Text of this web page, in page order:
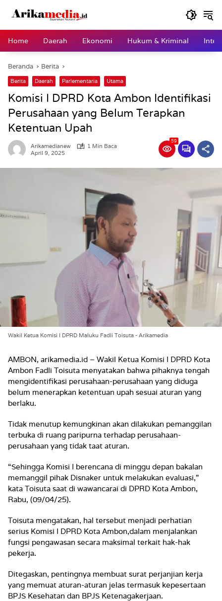
Home
Daerah Ekonomi Hukum & Kriminal
Beranda Berita
Berita Daerah Parlementaria Utama
Komisi I DPRD Kota Ambon Identifikasi
Perusahaan yang Belum Terapkan
Ketentuan Upah
Arikamedianew
1 Min Baca
April 9, 2025
59
Wakil Ketua Komisi I DPRD Maluku Fadli Toisuta - Arikamedia
AMBON, arikamedia.id – Wakil Ketua Komisi I DPRD Kota
Ambon Fadli Toisuta menyatakan bahwa pihaknya tengah
mengidentifikasi perusahaan-perusahaan yang diduga
belum menerapkan ketentuan upah sesuai aturan yang
berlaku.
Tidak menutup kemungkinan akan dilakukan pemanggilan
terbuka di ruang paripurna terhadap perusahaan-
perusahaan yang tidak taat aturan.
“Sehingga Komisi I berencana di minggu depan bakalan
memanggil pihak Disnaker untuk melakukan evaluasi,”
kata Toisuta saat di wawancarai di DPRD Kota Ambon,
Rabu, (09/04/25).
Toisuta mengatakan, hal tersebut menjadi perhatian
serius Komisi I DPRD Kota Ambon,dalam menjalankan
fungsi pengawasan secara maksimal terkait hak-hak
pekerja.
Ditegaskan, pentingnya membuat surat perjanjian kerja
yang memuat aturan-aturan jelas termasuk kepesertaan
BPJS Kesehatan dan BPJS Ketenagakerjaan.